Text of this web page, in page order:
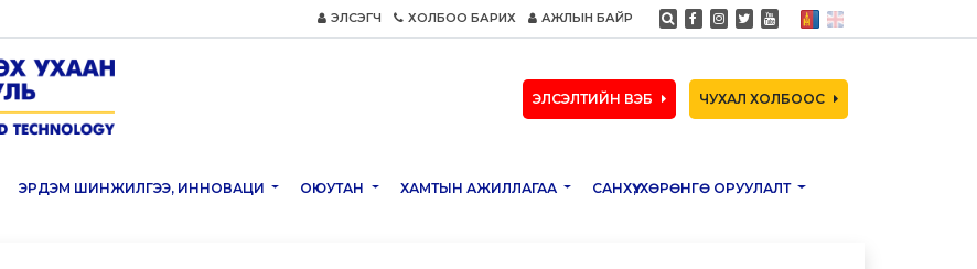
ЭЛСЭГЧ ХОЛБОО БАРИХ АЖЛЫН БАЙР
ЭЛСЭЛТИЙН ВЭБ ЧУХАЛ ХОЛБООС
ЭРДЭМ ШИНЖИЛГЭЭ, ИННОВАЦИ ОЮУТАН ХАМТЫН АЖИЛЛАГАА САНХҮҮ, ХӨРӨНГӨ ОРУУЛАЛТ